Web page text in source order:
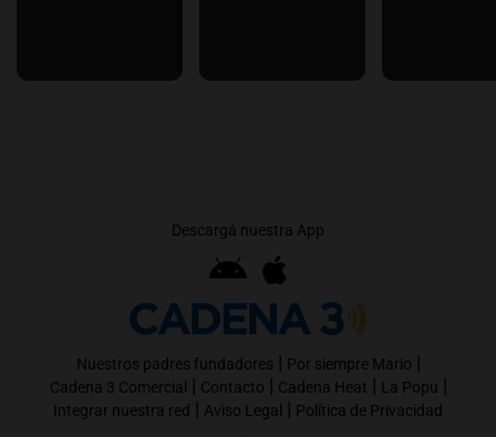
Descargá nuestra App
Nuestros padres fundadores | Por siempre Mario |
Cadena 3 Comercial | Contacto | Cadena Heat | La Popu |
Integrar nuestra red | Aviso Legal | Política de Privacidad